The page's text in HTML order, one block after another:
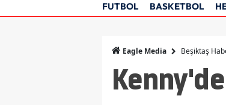
FUTBOL BASKETBOL
Eagle Media Beşiktaş